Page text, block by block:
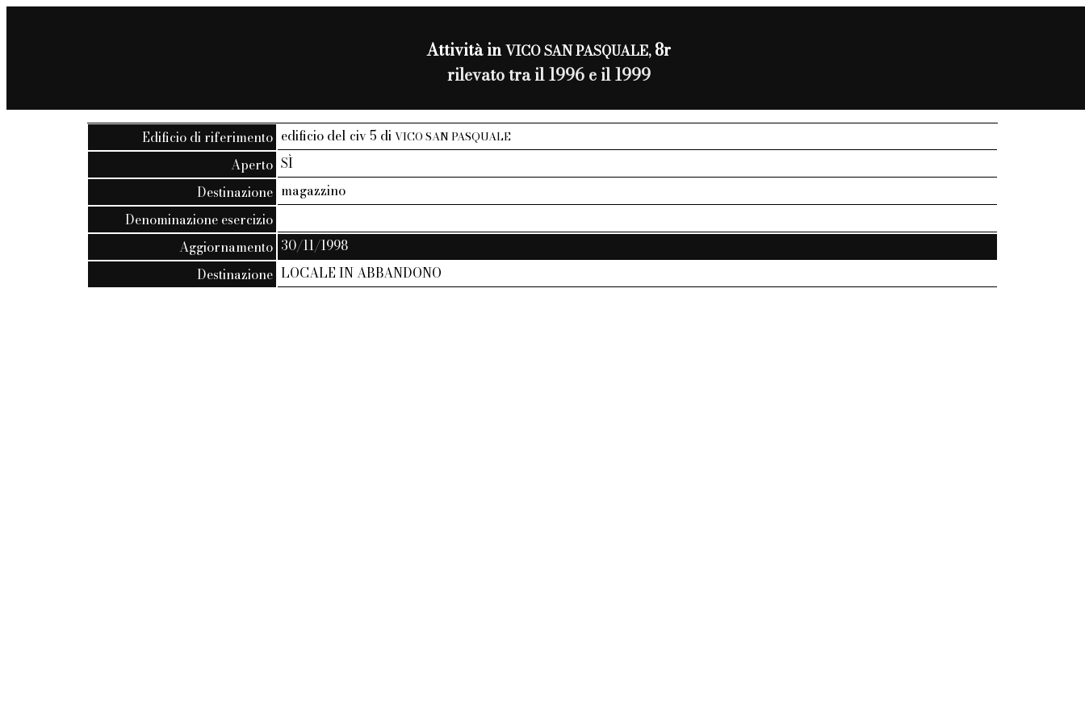
Attività inVICO SAN PASQUALE,8r
rilevato tra il 1996 e il 1999
Edificio di riferimento edificio del civ 5 diVICO SAN PASQUALE
Aperto SÌ
Destinazione magazzino
Denominazione esercizio
Aggiornamento 30/11/1998
Destinazione LOCALE IN ABBANDONO